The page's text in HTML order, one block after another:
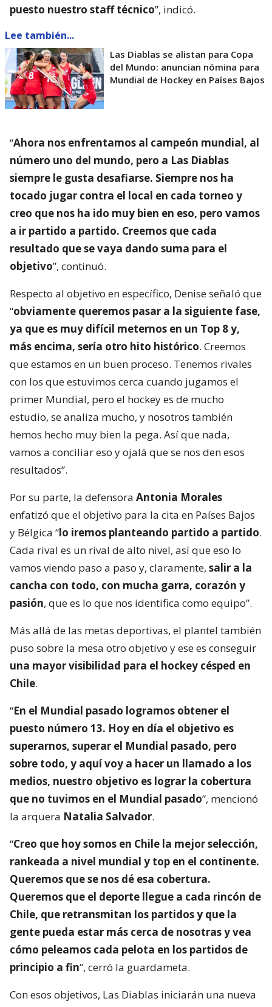
puesto nuestro staff técnico”, indicó.
Lee también...
Las Diablas se alistan para Copa
del Mundo: anuncian nómina para
Mundial de Hockey en Países Bajos
“Ahora nos enfrentamos al campeón mundial, al
número uno del mundo, pero a Las Diablas
siempre le gusta desafiarse. Siempre nos ha
tocado jugar contra el local en cada torneo y
creo que nos ha ido muy bien en eso, pero vamos
a ir partido a partido. Creemos que cada
resultado que se vaya dando suma para el
objetivo”, continuó.
Respecto al objetivo en específico, Denise señaló que
“obviamente queremos pasar a la siguiente fase,
ya que es muy difícil meternos en un Top 8 y,
más encima, sería otro hito histórico. Creemos
que estamos en un buen proceso. Tenemos rivales
con los que estuvimos cerca cuando jugamos el
primer Mundial, pero el hockey es de mucho
estudio, se analiza mucho, y nosotros también
hemos hecho muy bien la pega. Así que nada,
vamos a conciliar eso y ojalá que se nos den esos
resultados”.
Por su parte, la defensora Antonia Morales
enfatizó que el objetivo para la cita en Países Bajos
y Bélgica “lo iremos planteando partido a partido.
Cada rival es un rival de alto nivel, así que eso lo
vamos viendo paso a paso y, claramente, salir a la
cancha con todo, con mucha garra, corazón y
pasión, que es lo que nos identifica como equipo”.
Más allá de las metas deportivas, el plantel también
puso sobre la mesa otro objetivo y ese es conseguir
una mayor visibilidad para el hockey césped en
Chile.
“En el Mundial pasado logramos obtener el
puesto número 13. Hoy en día el objetivo es
superarnos, superar el Mundial pasado, pero
sobre todo, y aquí voy a hacer un llamado a los
medios, nuestro objetivo es lograr la cobertura
que no tuvimos en el Mundial pasado”, mencionó
la arquera Natalia Salvador.
“Creo que hoy somos en Chile la mejor selección,
rankeada a nivel mundial y top en el continente.
Queremos que se nos dé esa cobertura.
Queremos que el deporte llegue a cada rincón de
Chile, que retransmitan los partidos y que la
gente pueda estar más cerca de nosotras y vea
cómo peleamos cada pelota en los partidos de
principio a fin”, cerró la guardameta.
Con esos objetivos, Las Diablas iniciarán una nueva